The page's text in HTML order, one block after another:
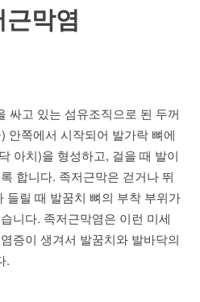
막염
싸고 있는 섬유조직으로 된 두꺼
안쪽에서 시작되어 발가락 뼈에
아치)을 형성하고, 걸을 때 발이
합니다. 족저근막은 걷거나 뛰
들릴 때 발꿈치 뼈의 부착 부위가
니다. 족저근막염은 이런 미세
증이 생겨서 발꿈치와 발바닥의
.